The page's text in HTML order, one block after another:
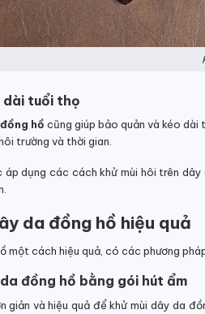
dài tuổi thọ
hồ cũng giúp bảo quản và kéo dài
trường và thời gian.
áp dụng các cách khử mùi hôi trên
da đồng hồ hiệu quả
một cách hiệu quả, có các phương
đồng hồ bằng gói hút ẩm
giản và hiệu quả để khử mùi dây da